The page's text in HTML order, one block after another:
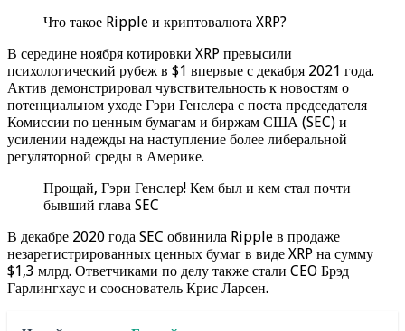
Что такое Ripple и криптовалюта XRP?
В середине ноября котировки XRP превысили
психологический рубеж в $1 впервые с декабря 2021 года.
Актив демонстрировал чувствительность к новостям о
потенциальном уходе Гэри Генслера с поста председателя
Комиссии по ценным бумагам и биржам США (SEC) и
усилении надежды на наступление более либеральной
регуляторной среды в Америке.
Прощай, Гэри Генслер! Кем был и кем стал почти
бывший глава SEC
В декабре 2020 года SEC обвинила Ripple в продаже
незарегистрированных ценных бумаг в виде XRP на сумму
$1,3 млрд. Ответчиками по делу также стали CEO Брэд
Гарлингхаус и сооснователь Крис Ларсен.